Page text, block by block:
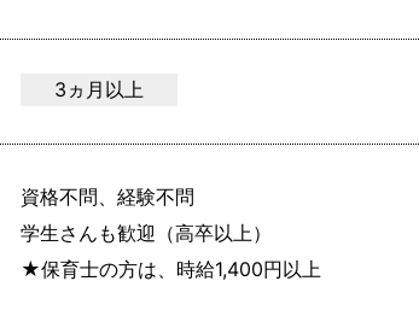
3ヵ月以上
資格不問、経験不問
学生さんも歓迎（高卒以上）
★保育士の方は、時給1,400円以上